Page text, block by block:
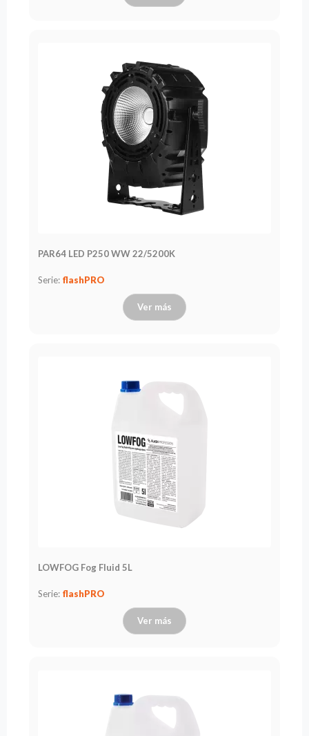
PAR64 LED P250 WW 22/5200K
Serie: flashPRO
Ver más
LOWFOG Fog Fluid 5L
Serie: flashPRO
Ver más